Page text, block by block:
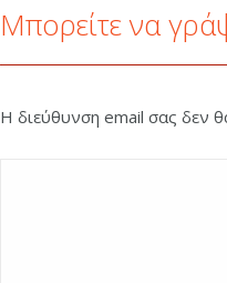
Μπορείτε να
Η διεύθυνση email σας δεν